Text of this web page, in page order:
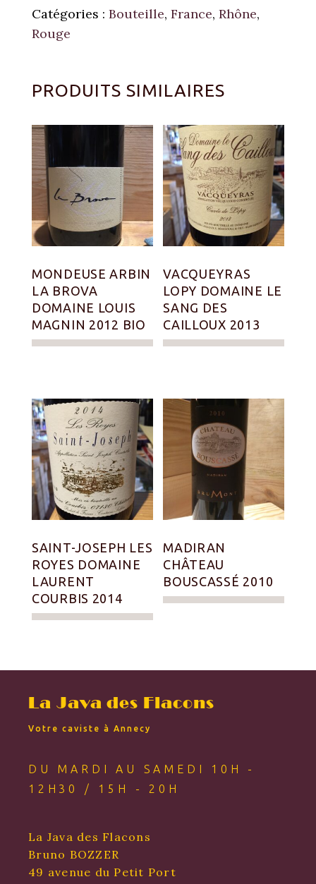
Catégories : Bouteille, France, Rhône,
Rouge
PRODUITS SIMILAIRES
MONDEUSE ARBIN
LA BROVA
DOMAINE LOUIS
MAGNIN 2012 BIO
VACQUEYRAS
LOPY DOMAINE LE
SANG DES
CAILLOUX 2013
SAINT-JOSEPH LES
ROYES DOMAINE
LAURENT
COURBIS 2014
MADIRAN
CHÂTEAU
BOUSCASSÉ 2010
La Java des Flacons
Votre caviste à Annecy
DU MARDI AU SAMEDI 10H -
12H30 / 15H - 20H
La Java des Flacons
Bruno BOZZER
49 avenue du Petit Port